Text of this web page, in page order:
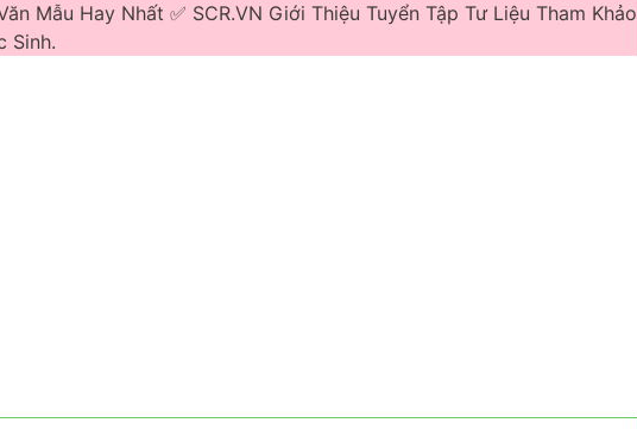
Mẫu Hay Nhất ✅ SCR.VN Giới Thiệu Tuyển Tập Tư Liệu Tham Khảo
Sinh.